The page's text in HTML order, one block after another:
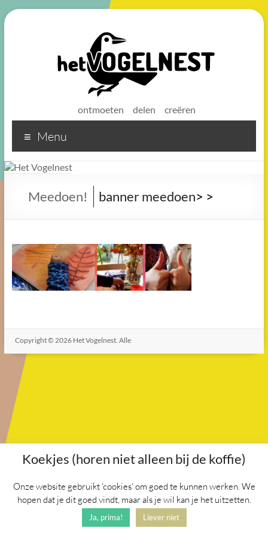
ontmoeten delen creëren
Het
Vogelnest
Sterke
sterke
buurt
Menu
>
Meedoen! >
banner meedoen
Copyright © 2026 Het Vogelnest. Alle
Koekjes (horen niet alleen bij de koffie)
Onze website gebruikt 'cookies' om goed te kunnen werken. We
hopen dat je dit goed vindt, maar als je wil kan je het uitzetten.
Ja, prima! Liever niet